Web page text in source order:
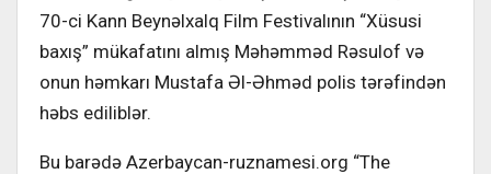
70-ci Kann Beynəlxalq Film Festivalının “Xüsusi
baxış” mükafatını almış Məhəmməd Rəsulof və
onun həmkarı Mustafa Əl-Əhməd polis tərəfindən
həbs ediliblər.
Bu barədə Azerbaycan-ruznamesi.org “The